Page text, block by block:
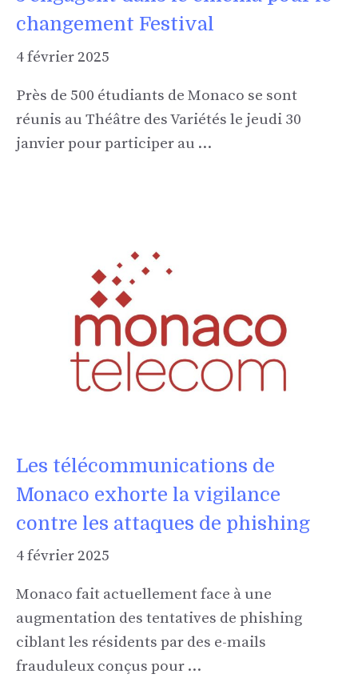
changement Festival
4 février 2025
Près de 500 étudiants de Monaco se sont
réunis au Théâtre des Variétés le jeudi 30
janvier pour participer au …
Les télécommunications de
Monaco exhorte la vigilance
contre les attaques de phishing
4 février 2025
Monaco fait actuellement face à une
augmentation des tentatives de phishing
ciblant les résidents par des e-mails
frauduleux conçus pour …